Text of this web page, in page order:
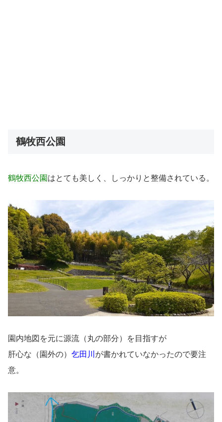
鶴牧西公園
鶴牧西公園 はとても美しく、しっかりと整備されている。
園内地図を元に源流（丸の部分）を目指すが
肝心な（園外の） 乞田川 が書かれていなかったので要注
意。